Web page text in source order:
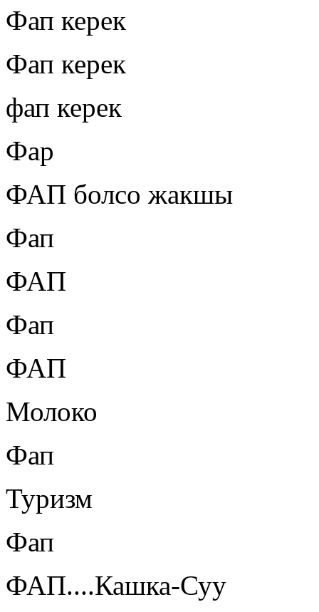
Фап керек
Фап керек
фап керек
Фар
ФАП болсо жакшы
Фап
ФАП
Фап
ФАП
Молоко
Фап
Туризм
Фап
ФАП....Кашка-Суу